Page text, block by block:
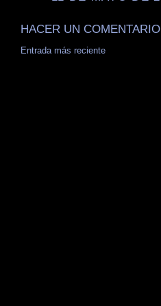
HACER UN COMENTARIO
Entrada más reciente